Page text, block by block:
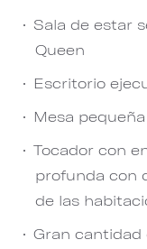
Sala de estar
Queen
Escritorio
Mesa pequeña
Tocador con
profunda con
de las
Gran